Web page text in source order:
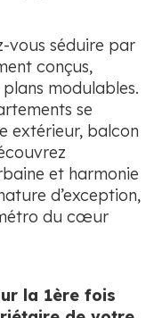
vous séduire par
conçus,
modulables.
se
extérieur, balcon
et harmonie
d’exception,
du cœur
la 1ère fois